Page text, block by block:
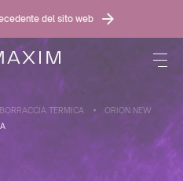
del sito web
BORRACCIA TERMICA
ORION NEW